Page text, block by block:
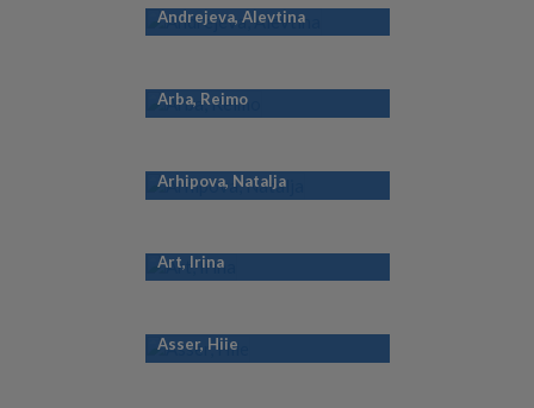
Andrejeva, Alevtina
Arba, Reimo
Arhipova, Natalja
Art, Irina
Asser, Hiie